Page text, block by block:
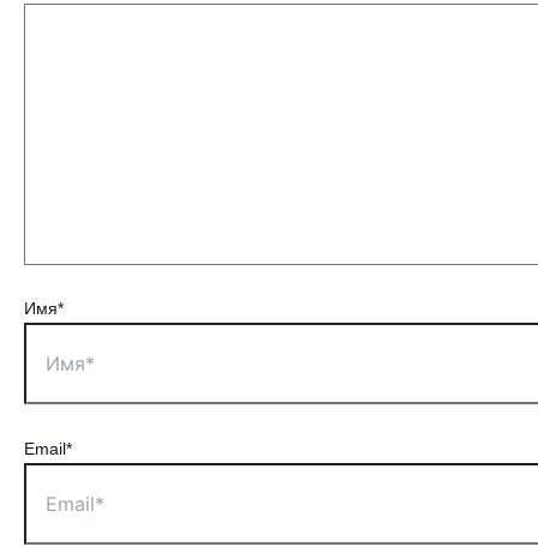
Имя*
Email*